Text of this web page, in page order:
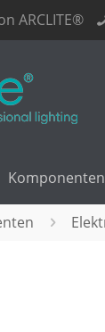
ARCLITE®
Komponenten